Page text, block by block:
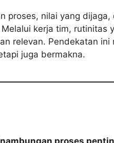
proses, nilai yang
kerja tim,
relevan. Pendekatan
juga bermakna.
proses